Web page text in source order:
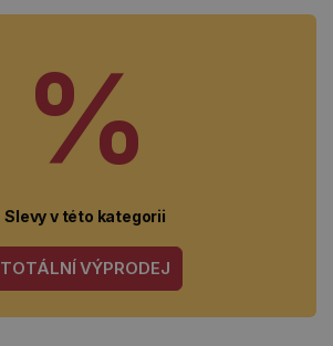
%
Slevy v této kategorii
TOTÁLNÍ VÝPRODEJ